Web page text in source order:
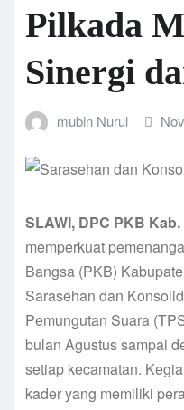
Pilkada
Sinergi
mubin Nurul
SLAWI, DPC PKB Kab.
memperkuat
Bangsa (PKB)
Sarasehan dan
Pemungutan Suara
bulan Agustus sampai
setiap kecamatan.
kader yang memiliki